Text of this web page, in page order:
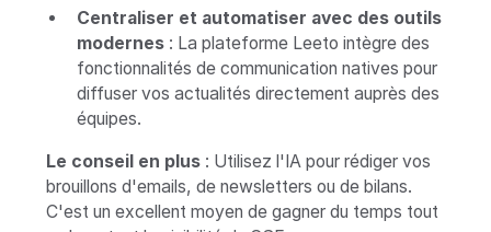
Centraliser et automatiser avec des outils
modernes: La plateforme Leeto intègre des
fonctionnalités de communication natives pour
diffuser vos actualités directement auprès des
équipes.
Le conseil en plus : Utilisez l'IA pour rédiger vos
brouillons d'emails, de newsletters ou de bilans.
C'est un excellent moyen de gagner du temps tout